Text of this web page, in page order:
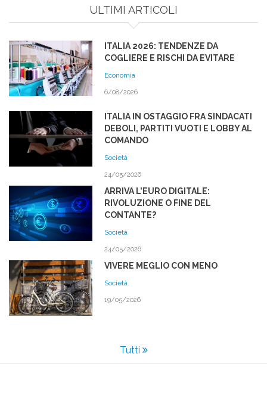
ULTIMI ARTICOLI
ITALIA 2026: TENDENZE DA
COGLIERE E RISCHI DA EVITARE
Economia
6/08/2026
ITALIA IN OSTAGGIO FRA SINDACATI
DEBOLI, PARTITI VUOTI E LOBBY AL
COMANDO
Società
24/05/2026
ARRIVA L’EURO DIGITALE:
RIVOLUZIONE O FINE DEL
CONTANTE?
Società
24/05/2026
VIVERE MEGLIO CON MENO
Società
19/05/2026
Tutti